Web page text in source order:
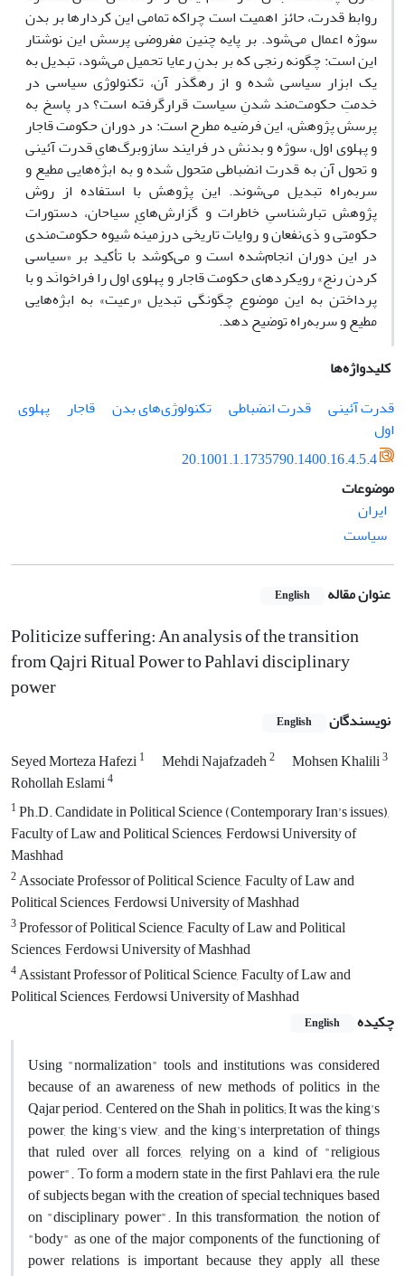
روابط قدرت، حائز اهمیت است چراکه تمامی این کردارها بر بدن
سوژه اعمال می‌شود. بر پایه چنین مفروضی پرسش این نوشتار
این است: چگونه رنجی که بر بدنِ رعایا تحمیل می‌شود، تبدیل به
یک ابزار سیاسی شده و از رهگذر آن، تکنولوژی سیاسی در
خدمتِ حکومت‌مند شدنِ سیاست قرارگرفته است؟ در پاسخ به
پرسش پژوهش، این فرضیه مطرح است: در دوران حکومت قاجار
و پهلوی اول، سوژه و بدنش در فرایند سازوبرگ‌هایِ قدرت آئینی
و تحول آن به قدرت انضباطی متحول شده و به ابژه‌هایی مطیع و
سربه‌راه تبدیل می‌شوند. این پژوهش با استفاده از روش
پژوهش تبارشناسیِ خاطرات و گزارش‌هایِ سیاحان، دستورات
حکومتی و ذی‌نفعان و روایات تاریخی درزمینهٔ شیوه حکومت‌مندی
در این دوران انجام‌شده است و می‌کوشد با تأکید بر «سیاسی
کردن رنج» رویکردهای حکومت قاجار و پهلوی اول را فراخوانَد و با
پرداختن به این موضوع چگونگی تبدیل «رعیت» به ابژه‌هایی
مطیع و سربه‌راه توضیح دهد.
کلیدواژه‌ها
قدرت آئینی
قدرت انضباطی تکنولوژی‌های بدن قاجار
پهلوی
اول
20.1001.1.1735790.1400.16.4.5.4
موضوعات
ایران
سیاست
عنوان مقاله English
Politicize suffering: An analysis of the transition
from Qajri Ritual Power to Pahlavi disciplinary
power
نویسندگان English
Seyed Morteza Hafezi1 Mehdi Najafzadeh2 Mohsen Khalili3
Rohollah Eslami4
1Ph.D. Candidate in Political Science (Contemporary Iran’s issues),
Faculty of Law and Political Sciences, Ferdowsi University of
Mashhad
2Associate Professor of Political Science, Faculty of Law and
Political Sciences, Ferdowsi University of Mashhad
3Professor of Political Science, Faculty of Law and Political
Sciences, Ferdowsi University of Mashhad
4Assistant Professor of Political Science, Faculty of Law and
Political Sciences, Ferdowsi University of Mashhad
چکیده
English
Using "normalization" tools and institutions was considered
because of an awareness of new methods of politics in the
Qajar period. Centered on the Shah in politics; It was the king's
power, the king's view, and the king's interpretation of things
that ruled over all forces, relying on a kind of "religious
power". To form a modern state in the first Pahlavi era, the rule
of subjects began with the creation of special techniques based
on "disciplinary power". In this transformation, the notion of
"body" as one of the major components of the functioning of
power relations is important because they apply all these